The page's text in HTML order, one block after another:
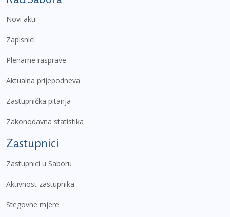
Novi akti
Zapisnici
Plenarne rasprave
Aktualna prijepodneva
Zastupnička pitanja
Zakonodavna statistika
Zastupnici
Zastupnici u Saboru
Aktivnost zastupnika
Stegovne mjere